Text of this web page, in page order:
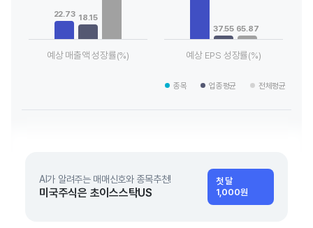
22.73 18.15
예상 매출액 성장률(%)
37.55 65.87
예상 EPS 성장률(%)
종목 업종평균 전체평균
AI가 알려주는 매매신호와 종목추천!
미국주식은 초이스스탁US
첫 달
1,000원